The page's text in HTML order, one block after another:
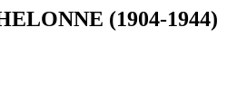
(1904-1944)